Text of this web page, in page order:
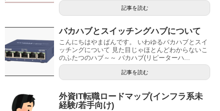
記事を読む
バカハブとスイッチングハブについて
こんにちはやまぱんです。 いわゆるバカハブとスイ
ッチングについて 見た目じゃほとんどわからないこ
のふたつのハブ～～ バカハブ(リピーターハ...
記事を読む
外資IT転職ロードマップ(インフラ系未
経験/若手向け)